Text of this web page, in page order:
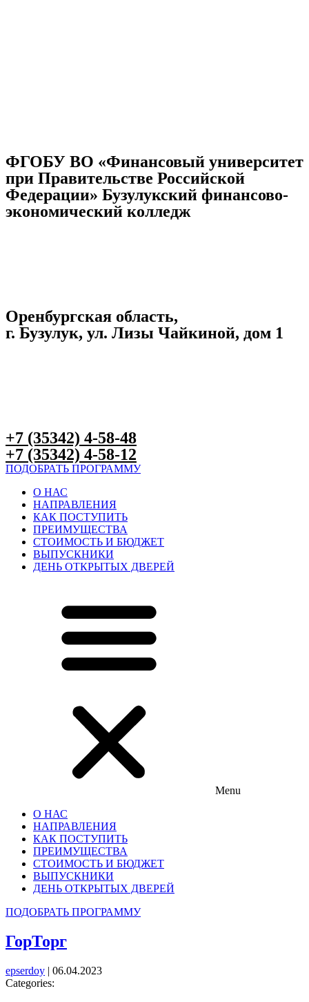
ФГОБУ ВО «Финансовый университет
при Правительстве Российской
Федерации» Бузулукский финансово-
экономический колледж
Оренбургская область,
г. Бузулук, ул. Лизы Чайкиной, дом 1
+7 (35342) 4-58-48​​
+7 (35342) 4-58-12​​
ПОДОБРАТЬ ПРОГРАММУ
О НАС
НАПРАВЛЕНИЯ
КАК ПОСТУПИТЬ
ПРЕИМУЩЕСТВА
СТОИМОСТЬ И БЮДЖЕТ
ВЫПУСКНИКИ
ДЕНЬ ОТКРЫТЫХ ДВЕРЕЙ
Menu
О НАС
НАПРАВЛЕНИЯ
КАК ПОСТУПИТЬ
ПРЕИМУЩЕСТВА
СТОИМОСТЬ И БЮДЖЕТ
ВЫПУСКНИКИ
ДЕНЬ ОТКРЫТЫХ ДВЕРЕЙ
ПОДОБРАТЬ ПРОГРАММУ
ГорТорг
epserdoy | 06.04.2023
Categories: